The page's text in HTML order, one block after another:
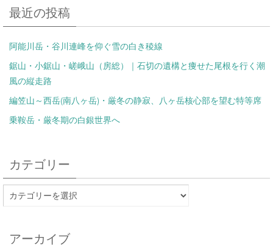
最近の投稿
阿能川岳・谷川連峰を仰ぐ雪の白き稜線
鋸山・小鋸山・嵯峨山（房総）｜石切の遺構と痩せた尾根を行く潮
風の縦走路
編笠山～西岳(南八ヶ岳)・厳冬の静寂、八ヶ岳核心部を望む特等席
乗鞍岳・厳冬期の白銀世界へ
カテゴリー
アーカイブ